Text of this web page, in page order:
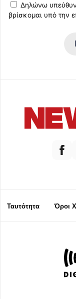
Δηλώνω
βρίσκομαι υπό την
Ταυτότητα Όροι